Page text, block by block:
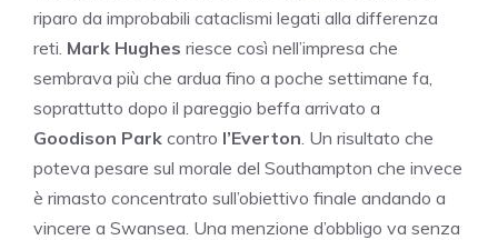
riparo da improbabili cataclismi legati alla differenza
reti. Mark Hughes riesce così nell’impresa che
sembrava più che ardua fino a poche settimane fa,
soprattutto dopo il pareggio beffa arrivato a
Goodison Park contro l’Everton. Un risultato che
poteva pesare sul morale del Southampton che invece
è rimasto concentrato sull’obiettivo finale andando a
vincere a Swansea. Una menzione d’obbligo va senza